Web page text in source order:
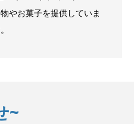
やお菓子を提供していま
~